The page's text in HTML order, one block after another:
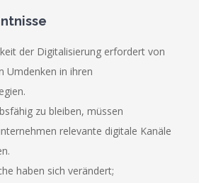
der Digitalisierung erfordert von
Umdenken in ihren
zu bleiben, müssen
relevante digitale Kanäle
haben sich verändert;